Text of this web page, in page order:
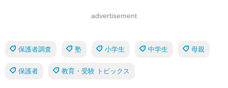
advertisement
保護者調査 塾 小学生 中学生 母親
保護者 教育・受験 トピックス